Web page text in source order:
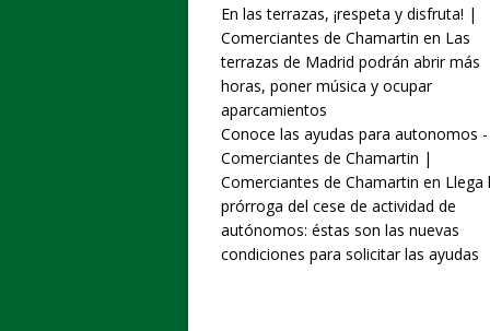
En las terrazas, ¡respeta y disfruta! |
Comerciantes de Chamartin en Las
terrazas de Madrid podrán abrir más
horas, poner música y ocupar
aparcamientos
Conoce las ayudas para autonomos -
Comerciantes de Chamartin |
Comerciantes de Chamartin en Llega
prórroga del cese de actividad de
autónomos: éstas son las nuevas
condiciones para solicitar las ayudas